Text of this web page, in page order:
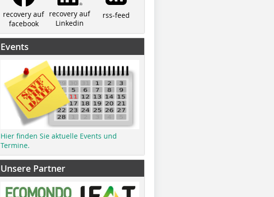
recovery auf
facebook
recovery auf
Linkedin
rss-feed
Events
Hier finden Sie aktuelle Events und
Termine.
Unsere Partner